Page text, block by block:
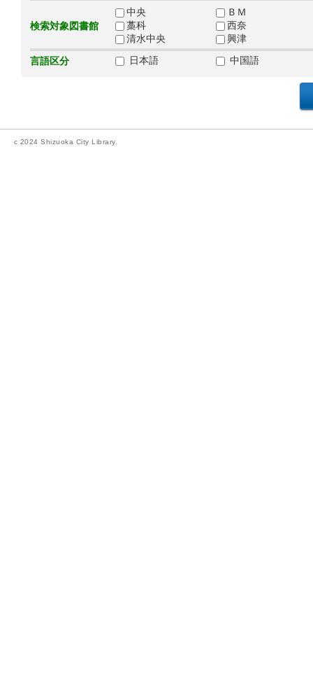
検索対象図書館
中央
ＢＭ
藁科
西奈
清水中央
興津
言語区分
日本語 中国語
c 2024 Shizuoka City Library.